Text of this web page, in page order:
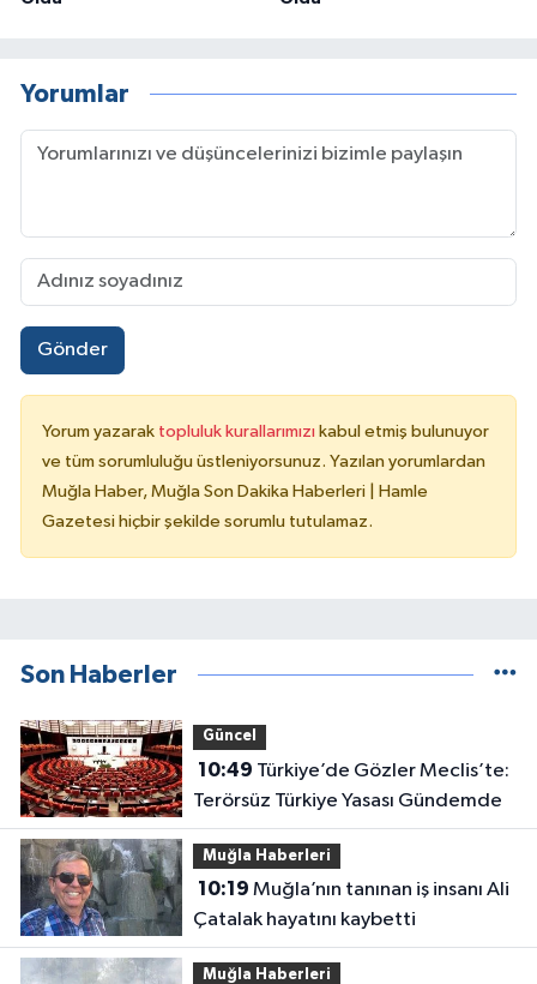
Yorumlar
Gönder
Yorum yazarak topluluk kurallarımızı kabul etmiş bulunuyor
ve tüm sorumluluğu üstleniyorsunuz. Yazılan yorumlardan
Muğla Haber, Muğla Son Dakika Haberleri | Hamle
Gazetesi hiçbir şekilde sorumlu tutulamaz.
Son Haberler
Güncel
10:49
Terörsüz Türkiye Yasası Gündemde
Muğla Haberleri
10:19
Çatalak hayatını kaybetti
Muğla Haberleri